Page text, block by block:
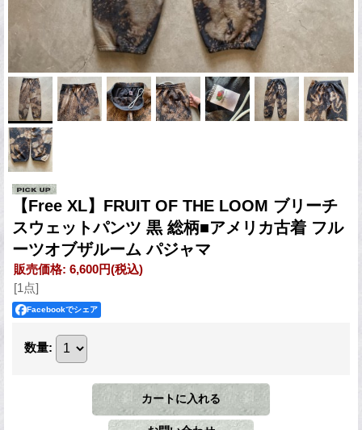
【Free XL】FRUIT OF THE LOOM ブリーチ
スウェットパンツ 黒 総柄■アメリカ古着 フル
ーツオブザルーム パジャマ
販売価格: 6,600円(税込)
[1点]
Facebookでシェア
数量: